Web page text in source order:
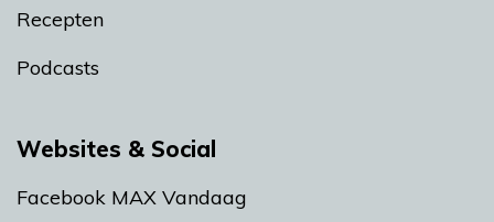
Recepten
Podcasts
Websites & Social
Facebook MAX Vandaag